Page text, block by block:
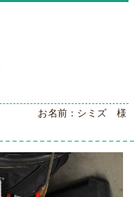
お名前：シミズ 様